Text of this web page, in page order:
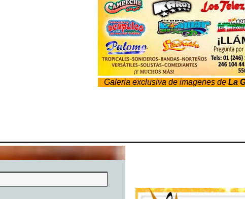
Galeria exclusiva de imagenes deLa